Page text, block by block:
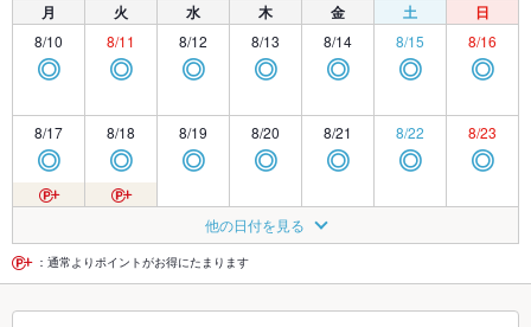
月 火 水 木 金 土 日
8/10
◎
8/11
◎
8/12
◎
8/13
◎
8/14
◎
8/15
◎
8/16
◎
8/17
◎
8/18
◎
8/19
◎
8/20
◎
8/21
◎
8/22
◎
8/23
◎
◎ ◎
8/26
◎
8/27
◎
8/28
◎ ◎ ◎
8/31 9/1 9/2 9/3 9/4 9/5 9/6
他の日付を見る
：通常よりポイントがお得にたまります